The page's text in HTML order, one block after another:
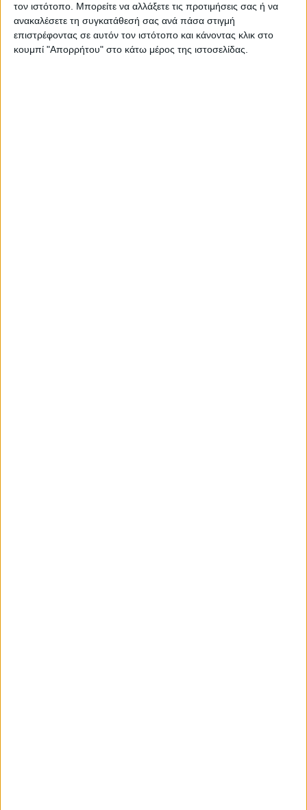
τον ιστότοπο. Μπορείτε να αλλάξετε τις προτιμήσεις σας ή να
ανακαλέσετε τη συγκατάθεσή σας ανά πάσα στιγμή
επιστρέφοντας σε αυτόν τον ιστότοπο και κάνοντας κλικ στο
κουμπί "Απορρήτου" στο κάτω μέρος της ιστοσελίδας.
Τελευταίες Ειδήσεις Σήμερα